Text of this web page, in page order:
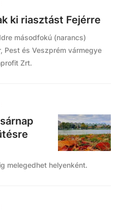
ki riasztást Fejérre
másodfokú (narancs)
Pest és Veszprém vármegye
Zrt.
melegedhet helyenként.